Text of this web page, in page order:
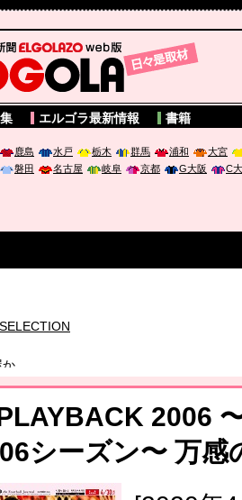
版 BLOGOLA
エルゴラ最新情報 書籍
鹿島 水戸 栃木 群馬 浦和
大宮
磐田 名古屋 岐阜 京都 G大阪
C
か
トワン
2006
シーズン〜 万感